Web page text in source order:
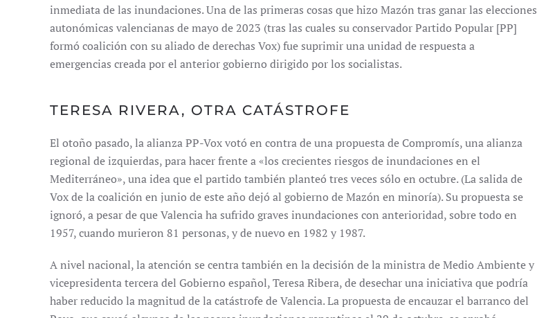
inmediata de las inundaciones. Una de las primeras cosas que hizo Mazón tras ganar las elecciones
autonómicas valencianas de mayo de 2023 (tras las cuales su conservador Partido Popular [PP]
formó coalición con su aliado de derechas Vox) fue suprimir una unidad de respuesta a
emergencias creada por el anterior gobierno dirigido por los socialistas.
TERESA RIVERA, OTRA CATÁSTROFE
El otoño pasado, la alianza PP-Vox votó en contra de una propuesta de Compromís, una alianza
regional de izquierdas, para hacer frente a «los crecientes riesgos de inundaciones en el
Mediterráneo», una idea que el partido también planteó tres veces sólo en octubre. (La salida de
Vox de la coalición en junio de este año dejó al gobierno de Mazón en minoría). Su propuesta se
ignoró, a pesar de que Valencia ha sufrido graves inundaciones con anterioridad, sobre todo en
1957, cuando murieron 81 personas, y de nuevo en 1982 y 1987.
A nivel nacional, la atención se centra también en la decisión de la ministra de Medio Ambiente y
vicepresidenta tercera del Gobierno español, Teresa Ribera, de desechar una iniciativa que podría
haber reducido la magnitud de la catástrofe de Valencia. La propuesta de encauzar el barranco del